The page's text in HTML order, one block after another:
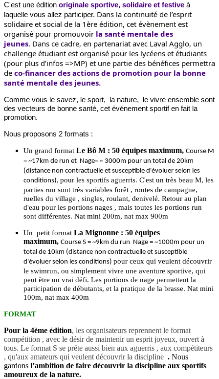
C'est une édition originale sportive, solidaire et festive à
laquelle vous allez participer. Dans la continuité de l’esprit
solidaire et social de la 1ère édition, cet évènement est
organisé pour promouvoir la santé mentale des
jeunes. Dans ce cadre, en partenariat avec Laval Agglo, un
challenge étudiant est organisé pour les lycéens et étudiants
(pour plus d’infos =>MP) et une partie des bénéfices permettra
de co-financer des actions de promotion pour la bonne
santé mentale des jeunes.
Comme vous le savez, le sport, la nature, le vivre ensemble sont
des vecteurs de bonne santé, cet événement sportif en fait la
promotion.
Nous proposons 2 formats :
Un grand format Le Bô M : 50 équipes maximum, Course M
= ~17km de run et Nage= ~ 3000m pour un total de 20km
(distance non contractuelle et susceptible d'évoluer selon les
conditions), pour les sportifs aguerris. C'est un très beau M, les
parties run sont très variables forêt , routes de campagne,
ruelles du village , singles, roulant, denivelé. Retour au plan
d'eau pour les portions nages , mais toutes les portions run
sont différentes. Nat mini 200m, nat max 900m
Un petit format La Mignonne : 50 équipes
maximum, Course S = ~9km du run Nage = ~1000m pour un
total de 10km (distance non contractuelle et susceptible
d'évoluer selon les conditions) pour ceux qui veulent découvrir
le swimrun, ou simplement vivre une aventure sportive, qui
peut être un vrai défi. Les portions de nage permettent la
participation de débutants, et la pratique de la brasse. Nat mini
100m, nat max 400m
FORMAT
Pour la 4ème édition, les organisateurs reprennent le format
compétition , avec le désir de maintenir un esprit joyeux, ouvert à
tous. Le format S se prête aussi bien aux aguerris , aux compétiteurs
, qu'aux amateurs qui veulent découvrir la discipline . Nous
gardons l’ambition de faire découvrir la discipline aux sportifs
amoureux de la nature.